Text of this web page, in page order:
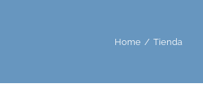
Home / Tienda